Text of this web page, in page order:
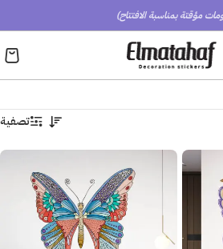
مؤقتة بمناسبة الافتتاح)
تصفية